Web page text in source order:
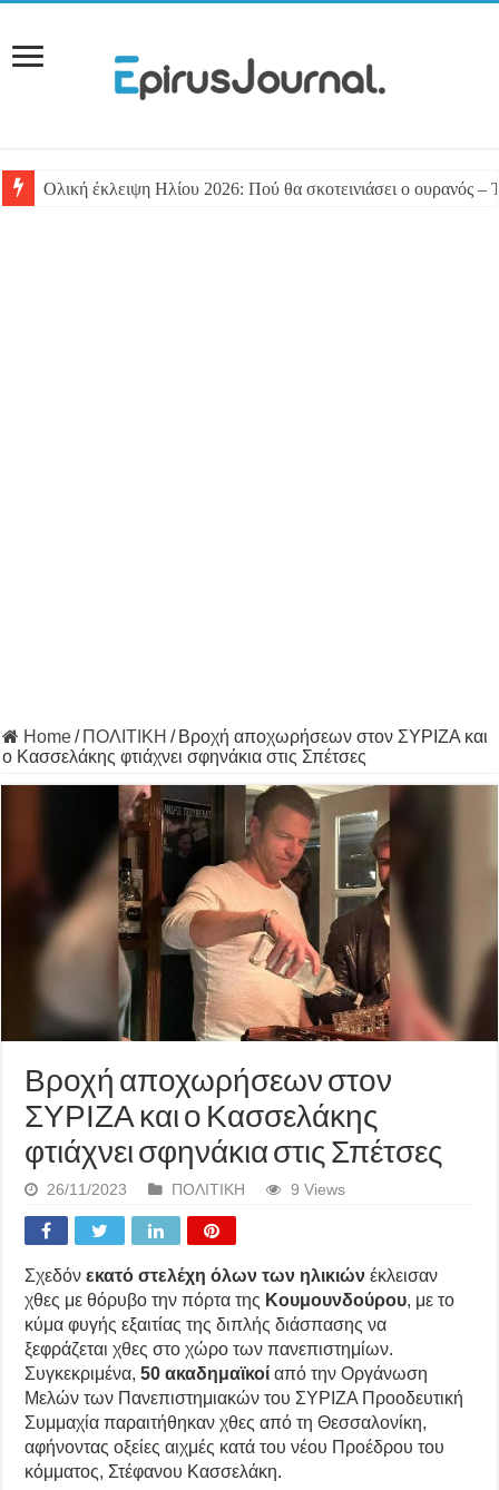
Ολική έκλειψη Ηλίου 2026: Πού θα σκοτεινιάσει ο ουρανός –
Home/ ΠΟΛΙΤΙΚΗ / Βροχή αποχωρήσεων στον ΣΥΡΙΖΑ και
ο Κασσελάκης φτιάχνει σφηνάκια στις Σπέτσες
Βροχή αποχωρήσεων στον
ΣΥΡΙΖΑ και ο Κασσελάκης
φτιάχνει σφηνάκια στις Σπέτσες
26/11/2023 ΠΟΛΙΤΙΚΗ 9 Views
Σχεδόν εκατό στελέχη όλων των ηλικιών έκλεισαν
χθες με θόρυβο την πόρτα της Κουμουνδούρου, με το
κύμα φυγής εξαιτίας της διπλής διάσπασης να
ξεφράζεται χθες στο χώρο των πανεπιστημίων.
Συγκεκριμένα,50 ακαδημαϊκοί από την Οργάνωση
Μελών των Πανεπιστημιακών του ΣΥΡΙΖΑ Προοδευτική
Συμμαχία παραιτήθηκαν χθες από τη Θεσσαλονίκη,
αφήνοντας οξείες αιχμές κατά του νέου Προέδρου του
κόμματος, Στέφανου Κασσελάκη.